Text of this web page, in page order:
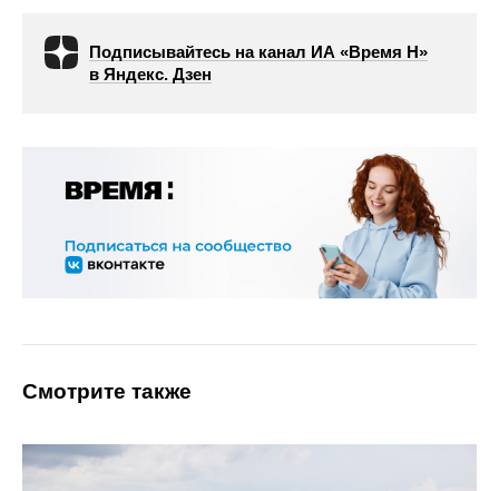
Подписывайтесь на канал ИА «Время Н»
в Яндекс. Дзен
Смотрите также